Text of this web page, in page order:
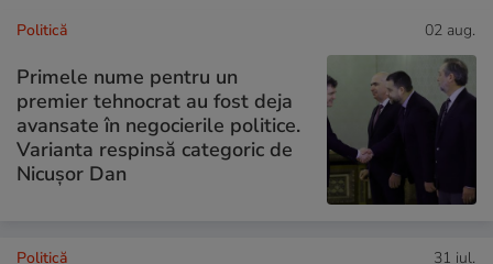
Politică 02 aug.
Primele nume pentru un
premier tehnocrat au fost deja
avansate în negocierile politice.
Varianta respinsă categoric de
Nicușor Dan
Politică 31 iul.